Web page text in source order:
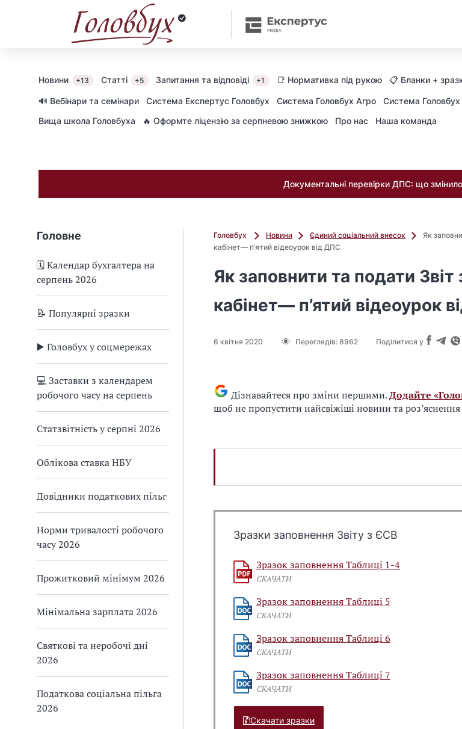
Новини +13 Статті +5 Запитання та відповіді +1 📑 Нормативка під рукою 📋 Бланки +
🔊 Вебінари та семінари Cистема Експертус Головбух Система Головбух Агро
Система
Вища школа Головбуха
🔥 Оформте ліцензію за серпневою знижкою Про нас Наша команда
Документальні перевірки ДПС: що
Головне
🗓️ Календар бухгалтера на
серпень 2026
📝 Популярні зразки
▶️ Головбух у соцмережах
💻 Заставки з календарем
робочого часу на серпень
Статзвітність у серпні 2026
Облікова ставка НБУ
Довідники податкових пільг
Норми тривалості робочого
часу 2026
Прожитковий мінімум 2026
Мінімальна зарплата 2026
Святкові та неробочі дні
2026
Податкова соціальна пільга
2026
Головбух Новини Єдиний соціальний внесок
Як
кабінет— п’ятий відеоурок від ДПС
Як заповнити та подати
кабінет— п’ятий відеоурок
6 квітня 2020 Переглядів: 8962 Поділитися у
Дізнавайтеся про зміни першими.Додайте
щоб не пропустити найсвіжіші новини та роз’яснення
Зразки заповнення Звіту з ЄСВ
Зразок заповнення Таблиці 1-4
СКАЧАТИ
Зразок заповнення Таблиці 5
СКАЧАТИ
Зразок заповнення Таблиці 6
СКАЧАТИ
Зразок заповнення Таблиці 7
СКАЧАТИ
Скачати зразки